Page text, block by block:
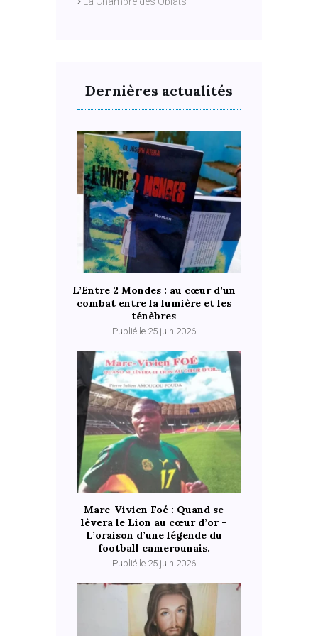
Dernières actualités
L’Entre 2 Mondes : au cœur d’un
combat entre la lumière et les
ténèbres
Publié le 25 juin 2026
Marc-Vivien Foé : Quand se
lèvera le Lion au cœur d’or –
L’oraison d’une légende du
football camerounais.
Publié le 25 juin 2026